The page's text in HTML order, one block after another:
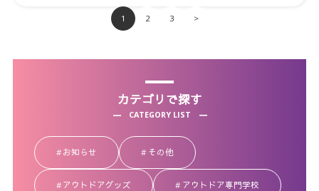
1 2 3 >
カテゴリで探す
CATEGORY LIST
お知らせ その他
アウトドアグッズ アウトドア専門学校